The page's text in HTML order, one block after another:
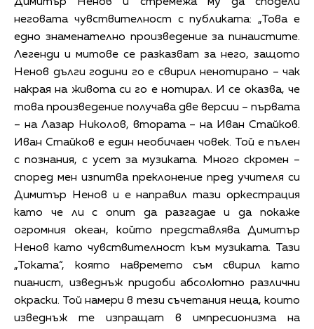
неговата чувствителност с публиката: „Това е
едно знаменателно произведение за пинаистите.
Легенди и митове се разказват за него, защото
Ненов дълги години го е свирил ненотирано – чак
накрая на живота си го е нотирал. И се оказва, че
това произведение получава две версии – първата
– на Лазар Николов, втората – на Иван Стайков.
Иван Стайков е един необичаен човек. Той е пълен
с познания, с усет за музиката. Много скромен –
според мен изпитва преклонение пред учителя си
Димитър Ненов и е направил тази оркестрация
като че ли с опит да разгадае и да покаже
огромния океан, който представлява Димитър
Ненов като чувствителност към музиката. Тази
„Токата“, която навремето съм свирил като
пианист, изведнъж придоби абсолютно различни
окраски. Той намери в тези съчетания неща, които
изведнъж те изпращат в импресионизма на